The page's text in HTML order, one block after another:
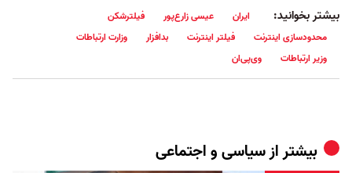
بیشتر بخوانید: ایران عیسی زارع‌پور
فیلترشکن
محدودسازی اینترنت
فیلتر اینترنت بدافزار
وزارت ارتباطات
وزیر ارتباطات
وی‌پی‌ان
بیشتر ازسیاسی و اجتماعی